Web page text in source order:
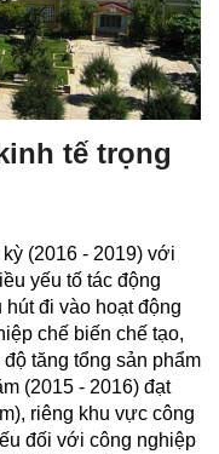
tế trọng
(2016 - 2019) với
yếu tố tác động
đi vào hoạt động
chế biến chế tạo,
tăng tổng sản phẩm
(2015 - 2016) đạt
riêng khu vực công
đối với công nghiệp